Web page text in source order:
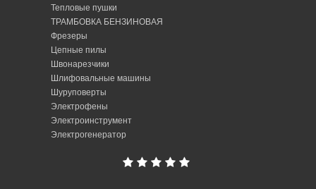
Тепловые пушки
ТРАМБОВКА БЕНЗИНОВАЯ
Фрезеры
Цепные пилы
Швонарезчики
Шлифовальные машины
Шуруповерты
Электрофены
Электроинструмент
Электрогенератор